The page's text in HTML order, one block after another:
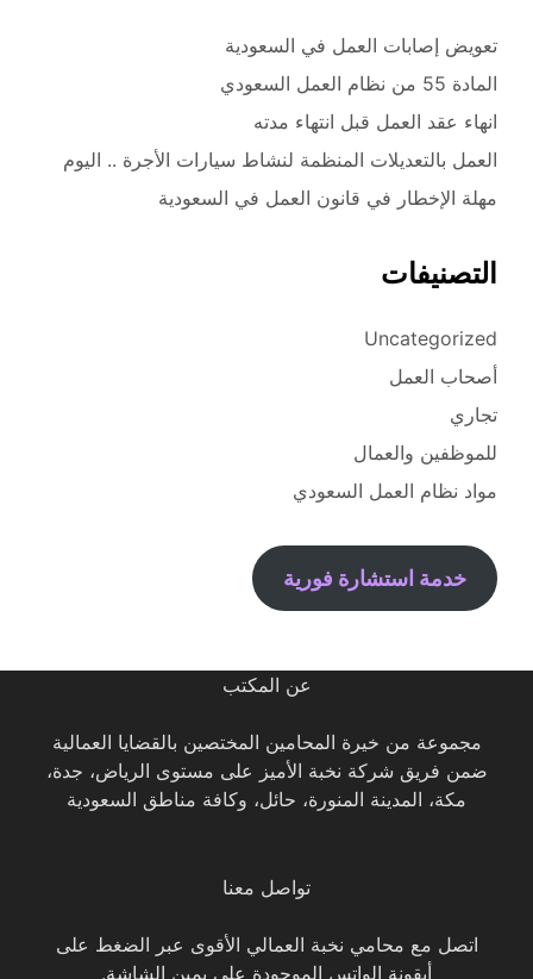
تعويض إصابات العمل في السعودية
المادة 55 من نظام العمل السعودي
انهاء عقد العمل قبل انتهاء مدته
العمل بالتعديلات المنظمة لنشاط سيارات الأجرة .. اليوم
مهلة الإخطار في قانون العمل في السعودية
التصنيفات
Uncategorized
أصحاب العمل
تجاري
للموظفين والعمال
مواد نظام العمل السعودي
خدمة استشارة فورية
عن المكتب
مجموعة من خيرة المحامين المختصين بالقضايا العمالية
ضمن فريق شركة نخبة الأميز على مستوى الرياض، جدة،
مكة، المدينة المنورة، حائل، وكافة مناطق السعودية
تواصل معنا
اتصل مع محامي نخبة العمالي الأقوى عبر الضغط على
أيقونة الواتس الموجودة على يمين الشاشة.